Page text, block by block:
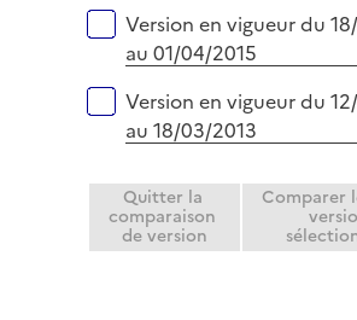
Version en vigueur du
au 01/04/2015
Version en vigueur du
au 18/03/2013
Quitter la
comparaison
de version
Comparer